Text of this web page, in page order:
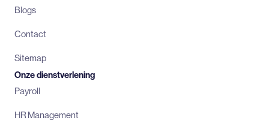
Blogs
Contact
Sitemap
Onze dienstverlening
Payroll
HR Management